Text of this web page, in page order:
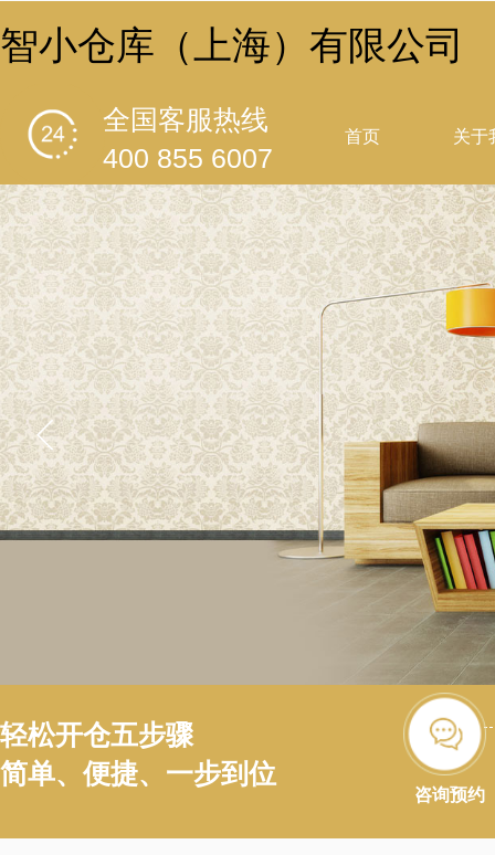
全国客服热线
400 855 6007
智小仓库（上海）有限公司
首页 关于
咨询预约
轻松开仓五步骤
简单、便捷、一步到位